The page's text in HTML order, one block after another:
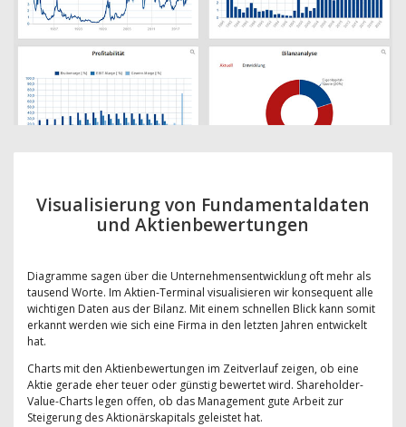
Visualisierung von Fundamentaldaten
und Aktienbewertungen
Diagramme sagen über die Unternehmensentwicklung oft mehr als
tausend Worte. Im Aktien-Terminal visualisieren wir konsequent alle
wichtigen Daten aus der Bilanz. Mit einem schnellen Blick kann somit
erkannt werden wie sich eine Firma in den letzten Jahren entwickelt
hat.
Charts mit den Aktienbewertungen im Zeitverlauf zeigen, ob eine
Aktie gerade eher teuer oder günstig bewertet wird. Shareholder-
Value-Charts legen offen, ob das Management gute Arbeit zur
Steigerung des Aktionärskapitals geleistet hat.